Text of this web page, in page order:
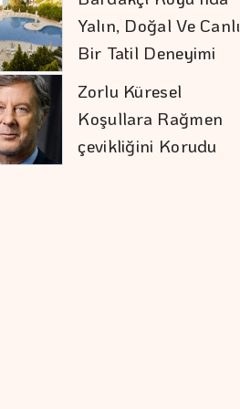
Yalın, Doğal Ve Canlı
Bir Tatil Deneyimi
Zorlu Küresel
Koşullara Rağmen
çevikliğini Korudu